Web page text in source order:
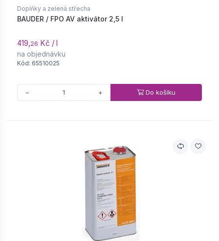
Doplňky a zelená střecha
BAUDER / FPO AV aktivátor 2,5 l
419,26 Kč / l
na objednávku
Kód: 65510025
− + Do košíku